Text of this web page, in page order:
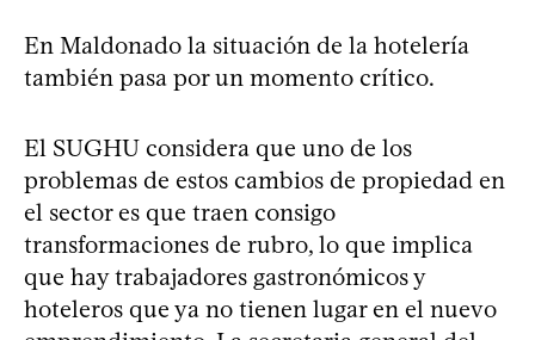
En Maldonado la situación de la hotelería
también pasa por un momento crítico.
El SUGHU considera que uno de los
problemas de estos cambios de propiedad en
el sector es que traen consigo
transformaciones de rubro, lo que implica
que hay trabajadores gastronómicos y
hoteleros que ya no tienen lugar en el nuevo